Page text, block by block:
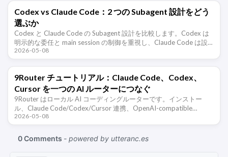
Codex vs Claude Code：2 つの Subagent 設計をどう
選ぶか
Codex と Claude Code の Subagent 設計を比較します。Codex は
明示的な委任と main session の制御を重視し、Claude Code は設
定、記憶、隔離 …
2026-05-08
9Router チュートリアル：Claude Code、Codex、
Cursor を一つの AI ルーターにつなぐ
9Router はローカル AI コーディングルーターです。インストー
ル、Claude Code/Codex/Cursor 連携、OpenAI-compatible
endpoint、token圧縮 …
2026-05-08